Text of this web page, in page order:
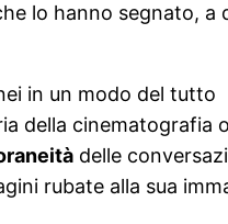
lo hanno segnato, a
in un modo del tutto
della cinematografia
delle
rubate alla sua